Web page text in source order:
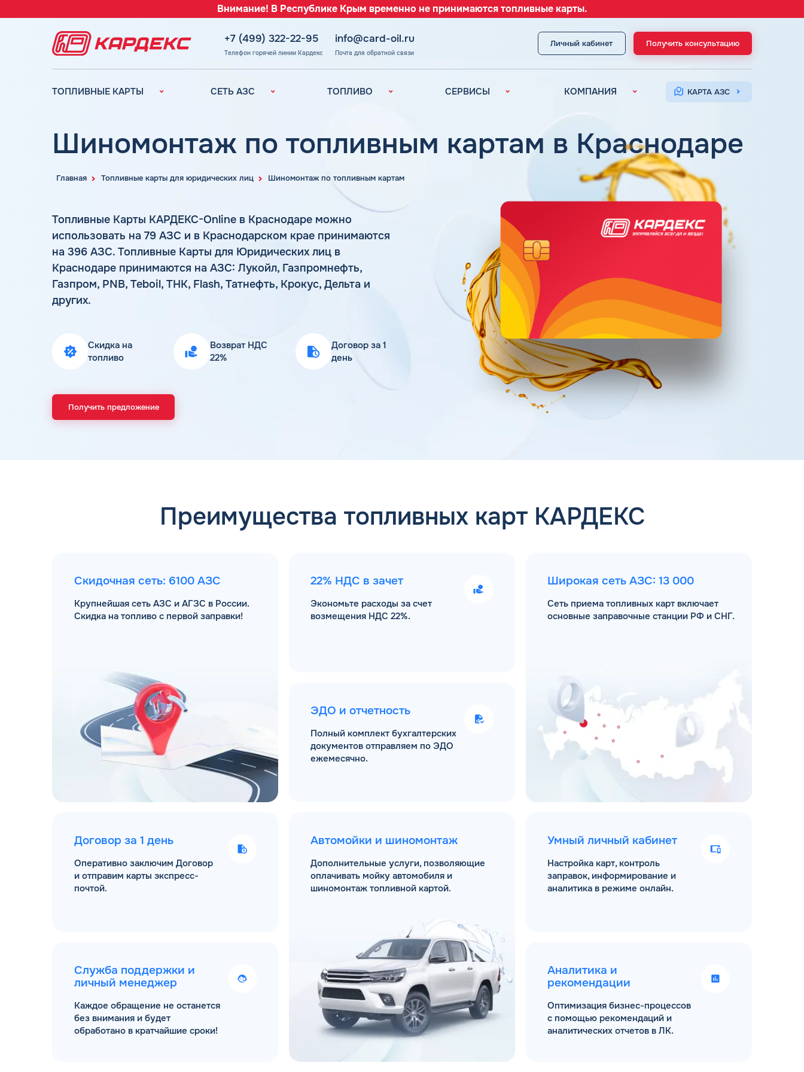
Внимание! В Республике Крым временно не принимаются топливные карты.
+7 (499) 322-22-95
Телефон горячей линии Кардекс
info@card-oil.ru
Почта для обратной связи
Личный кабинет Получить консультацию
ТОПЛИВНЫЕ КАРТЫ
Преимущества
Индивидуальный
Шиномонтаж
Вопросы и Ответы
СЕТЬ АЗС
АЗС Газпромнефть
АЗС Тебойл
АЗС
Сургутнефтегаз
АЗС
Нефтьмагистраль
ТОПЛИВО
Бензин
Топливные бренды
расхода топлива
Статьи
СЕРВИСЫ
Документооборот
(ЭДО)
окончании баланса
Поддержка
КОМПАНИЯ КАРТА АЗС
Главная Топливные карты для юридических лиц Шиномонтаж по топливным картам
Шиномонтаж по топливным картам в Краснодаре
Топливные Карты КАРДЕКС-Online в Краснодаре можно
использовать на 79 АЗС и в Краснодарском крае принимаются
на 396 АЗС. Топливные Карты для Юридических лиц в
Краснодаре принимаются на АЗС: Лукойл, Газпромнефть,
Газпром, PNB, Teboil, ТНК, Flash, Татнефть, Крокус, Дельта и
других.
Скидка на
топливо
Возврат НДС
22%
Договор за 1
день
Получить предложение
Преимущества топливных карт КАРДЕКС
Скидочная сеть: 6100 АЗС
Крупнейшая сеть АЗС и АГЗС в России.
Скидка на топливо с первой заправки!
Договор за 1 день
Оперативно заключим Договор
и отправим карты экспресс-
почтой.
Служба поддержки и
личный менеджер
Каждое обращение не останется
без внимания и будет
обработано в кратчайшие сроки!
22% НДС в зачет
Экономьте расходы за счет
возмещения НДС 22%.
ЭДО и отчетность
Полный комплект бухгалтерских
документов отправляем по ЭДО
ежемесячно.
Автомойки и шиномонтаж
Дополнительные услуги, позволяющие
оплачивать мойку автомобиля и
шиномонтаж топливной картой.
Широкая сеть АЗС: 13 000
Сеть приема топливных карт включает
основные заправочные станции РФ и СНГ.
Умный личный кабинет
Настройка карт, контроль
заправок, информирование и
аналитика в режиме онлайн.
Аналитика и
рекомендации
Оптимизация бизнес-процессов
с помощью рекомендаций и
аналитических отчетов в ЛК.